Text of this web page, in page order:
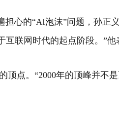
担心的“AI泡沫”问题，孙正
联网时代的起点阶段。”他
顶点。“2000年的顶峰并不